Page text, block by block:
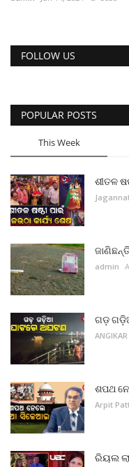
ରାଜ୍ୟ ଖବର
ବିଶେଷ ଖବର
ସ୍ୱାସ୍ଥ୍ୟ ହିଁ ସମ୍ପଦ
ବେପାର ବଣିଜ
ଜାଣିବା କଥା
ହାଣ୍ଡିଶାଳ
ସଂସ୍କୃତି
ମନୋରଂଜନ
ଖେଳ ଖବର
ରାଜ୍ୟ
FOLLOW US
POPULAR POSTS
This Week
ଶୀତଳ
admin
ଗଡ଼
ଶପଥ
Arpit
ରିୟଲ